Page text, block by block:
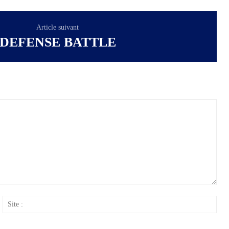
Article suivant
DEFENSE BATTLE